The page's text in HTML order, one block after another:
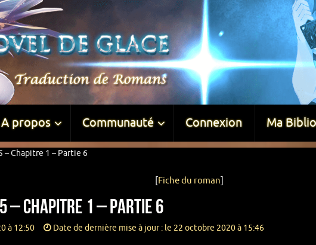
A propos Communauté Connexion Ma
– Chapitre 1 – Partie 6
[Fiche du roman]
– Chapitre 1 – Partie 6
à 12:50 Date de dernière mise à jour : le 22 octobre 2020 à 15:46